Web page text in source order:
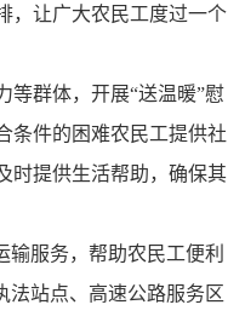
， 让广大农民工度过一个
等群体，开展“送温暖”慰
条件的困难农民工提供社
时提供生活帮助，确保其
输服务，帮助农民工便利
法站点、高速公路服务区